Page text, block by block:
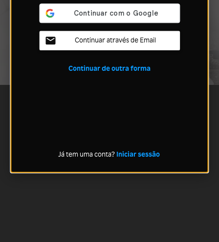
Continuar através de Email
Continuar de outra forma
Já tem uma conta? Iniciar sessão